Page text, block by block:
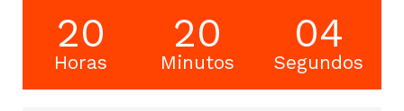
20
Horas
20
Minutos
04
Segundos